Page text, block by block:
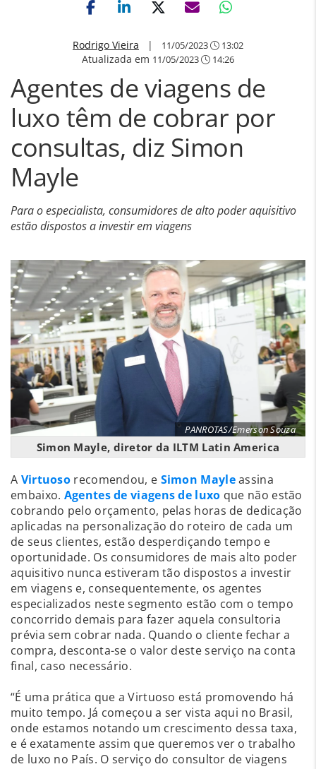
Rodrigo Vieira | 11/05/2023 13:02
Atualizada em 11/05/2023 14:26
Agentes de viagens de
luxo têm de cobrar por
consultas, diz Simon
Mayle
Para o especialista, consumidores de alto poder aquisitivo
estão dispostos a investir em viagens
PANROTAS/Emerson Souza
Simon Mayle, diretor da ILTM Latin America
A Virtuoso recomendou, e Simon Mayleassina
embaixo. Agentes de viagens de luxo que não estão
cobrando pelo orçamento, pelas horas de dedicação
aplicadas na personalização do roteiro de cada um
de seus clientes, estão desperdiçando tempo e
oportunidade. Os consumidores de mais alto poder
aquisitivo nunca estiveram tão dispostos a investir
em viagens e, consequentemente, os agentes
especializados neste segmento estão com o tempo
concorrido demais para fazer aquela consultoria
prévia sem cobrar nada. Quando o cliente fechar a
compra, desconta-se o valor deste serviço na conta
final, caso necessário.
“É uma prática que a Virtuoso está promovendo há
muito tempo. Já começou a ser vista aqui no Brasil,
onde estamos notando um crescimento dessa taxa,
e é exatamente assim que queremos ver o trabalho
de luxo no País. O serviço do consultor de viagens